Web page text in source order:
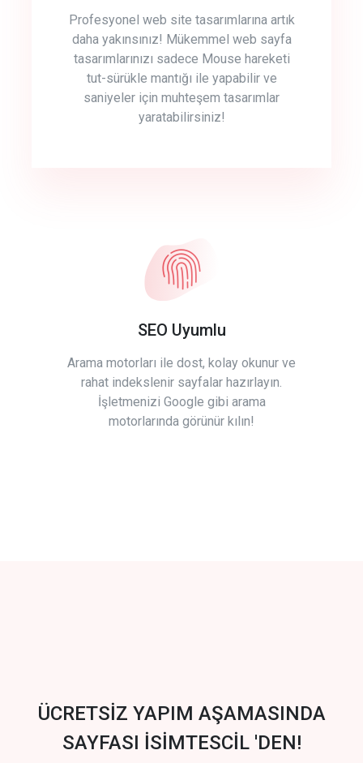
Profesyonel web site tasarımlarına artık
daha yakınsınız! Mükemmel web sayfa
tasarımlarınızı sadece Mouse hareketi
tut-sürükle mantığı ile yapabilir ve
saniyeler için muhteşem tasarımlar
yaratabilirsiniz!
SEO Uyumlu
Arama motorları ile dost, kolay okunur ve
rahat indekslenir sayfalar hazırlayın.
İşletmenizi Google gibi arama
motorlarında görünür kılın!
ÜCRETSİZ YAPIM AŞAMASINDA
SAYFASI İSİMTESCİL 'DEN!